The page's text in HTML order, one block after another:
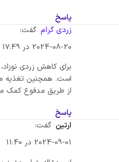
پاسخ
زردی گرام گفت:
2024-08-20 در 17:49
برای کاهش زردی
است. همچنین تغذیه
از طریق مدفوع کمک
پاسخ
ارتین گفت:
2024-09-01 در 11:40